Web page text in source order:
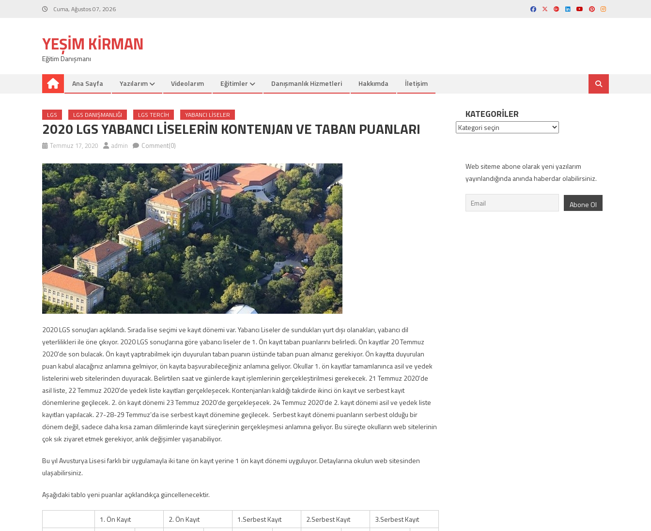
Cuma, Ağustos 07, 2026
YEŞIM KIRMAN
Eğitim Danışmanı
Ana Sayfa Yazılarım Videolarım Eğitimler Danışmanlık Hizmetleri Hakkımda İletişim
LGS LGS DANIŞMANLIĞI LGS TERCIH YABANCI LISELER
2020 LGS YABANCI LİSELERİN KONTENJAN VE TABAN PUANLARI
Temmuz 17, 2020 admin Comment(0)
2020 LGS sonuçları açıklandı. Sırada lise seçimi ve kayıt dönemi var. Yabancı Liseler de sundukları yurt dışı olanakları, yabancı dil
yeterlilikleri ile öne çıkıyor. 2020 LGS sonuçlarına göre yabancı liseler de 1. Ön kayıt taban puanlarını belirledi. Ön kayıtlar 20 Temmuz
2020’de son bulacak. Ön kayıt yaptırabilmek için duyurulan taban puanın üstünde taban puan almanız gerekiyor. Ön kayıtta duyurulan
puan kabul alacağınız anlamına gelmiyor, ön kayıta başvurabileceğiniz anlamına geliyor. Okullar 1. ön kayıtlar tamamlanınca asil ve yedek
listelerini web sitelerinden duyuracak. Belirtilen saat ve günlerde kayıt işlemlerinin gerçekleştirilmesi gerekecek. 21 Temmuz 2020’de
asil liste, 22 Temmuz 2020’de yedek liste kayıtları gerçekleşecek. Kontenjanları kaldığı takdirde ikinci ön kayıt ve serbest kayıt
dönemlerine geçilecek. 2. ön kayıt dönemi 23 Temmuz 2020’de gerçekleşecek. 24 Temmuz 2020’de 2. kayıt dönemi asil ve yedek liste
kayıtları yapılacak. 27-28-29 Temmuz’da ise serbest kayıt dönemine geçilecek. Serbest kayıt dönemi puanların serbest olduğu bir
dönem değil, sadece daha kısa zaman dilimlerinde kayıt süreçlerinin gerçekleşmesi anlamına geliyor. Bu süreçte okulların web sitelerinin
çok sık ziyaret etmek gerekiyor, anlık değişimler yaşanabiliyor.
Bu yıl Avusturya Lisesi farklı bir uygulamayla iki tane ön kayıt yerine 1 ön kayıt dönemi uyguluyor. Detaylarına okulun web sitesinden
ulaşabilirsiniz.
Aşağıdaki tablo yeni puanlar açıklandıkça güncellenecektir.
1. Ön Kayıt 2. Ön Kayıt 1.Serbest Kayıt 2.Serbest Kayıt
3.Serbest Kayıt
KATEGORILER
Kategoriler
Web siteme abone olarak yeni yazılarım
yayınlandığında anında haberdar olabilirsiniz.